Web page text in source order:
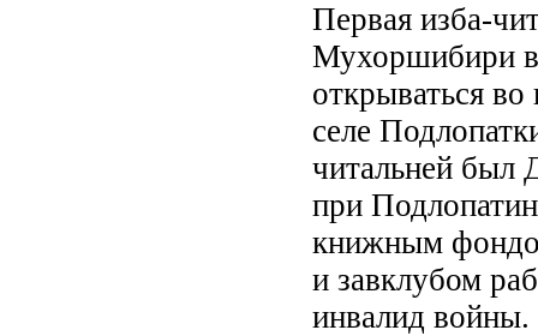
Первая изба-
Мухоршибири в
открываться
селе
читальней был
при
книжным
и завклубом
инвалид войны.